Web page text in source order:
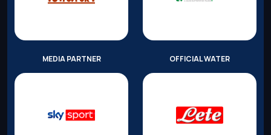
MEDIA PARTNER OFFICIAL WATER